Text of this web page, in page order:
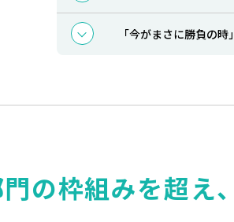
「今がまさに勝負の
の枠組みを超え